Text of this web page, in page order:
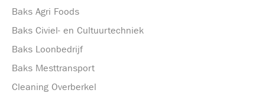
Baks Agri Foods
Baks Civiel- en Cultuurtechniek
Baks Loonbedrijf
Baks Mesttransport
Cleaning Overberkel